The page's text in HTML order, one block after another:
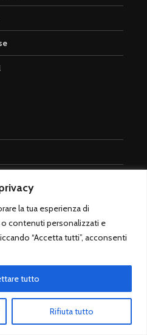
la tua esperienza di
contenuti personalizzati e
“Accetta tutti”, acconsenti
Rifiuta tutto
tutto